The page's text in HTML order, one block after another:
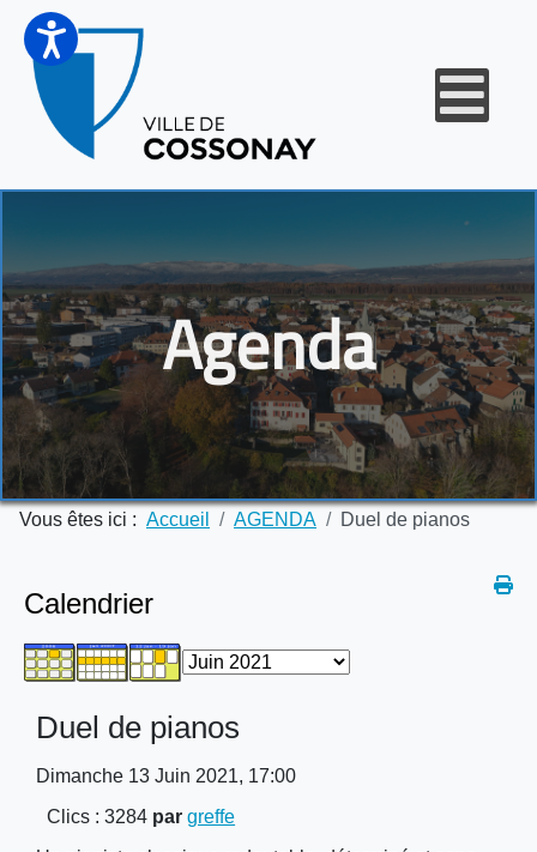
Agenda
Vous êtes ici : Accueil AGENDA Duel de pianos
Calendrier
Duel de pianos
Dimanche 13 Juin 2021, 17:00
Clics : 3284 pargreffe